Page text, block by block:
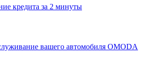
кредита за 2 минуты
вашего автомобиля OMODA